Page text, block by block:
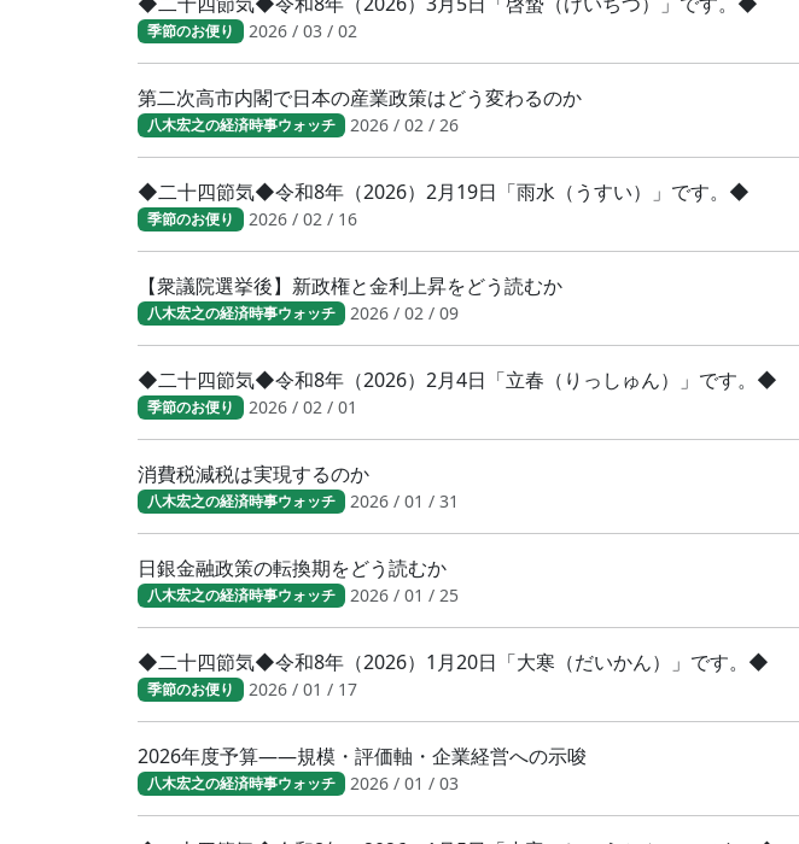
季節のお便り 2026 / 03 / 02
第二次高市内閣で日本の産業政策はどう変わるのか
八木宏之の経済時事ウォッチ 2026 / 02 / 26
◆二十四節気◆令和8年（2026）2月19日「雨水（うすい）」です。◆
季節のお便り 2026 / 02 / 16
【衆議院選挙後】新政権と金利上昇をどう読むか
八木宏之の経済時事ウォッチ 2026 / 02 / 09
◆二十四節気◆令和8年（2026）2月4日「立春（りっしゅん）」です。◆
季節のお便り 2026 / 02 / 01
消費税減税は実現するのか
八木宏之の経済時事ウォッチ 2026 / 01 / 31
日銀金融政策の転換期をどう読むか
八木宏之の経済時事ウォッチ 2026 / 01 / 25
◆二十四節気◆令和8年（2026）1月20日「大寒（だいかん）」です。◆
季節のお便り 2026 / 01 / 17
2026年度予算――規模・評価軸・企業経営への示唆
八木宏之の経済時事ウォッチ 2026 / 01 / 03